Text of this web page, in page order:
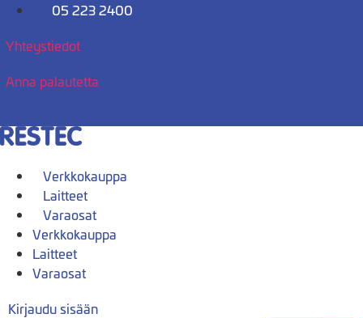
Mene
05 223 2400
Yhteystiedot
Anna palautetta
Verkkokauppa
Laitteet
Varaosat
Verkkokauppa
Laitteet
Varaosat
Kirjaudu sisään